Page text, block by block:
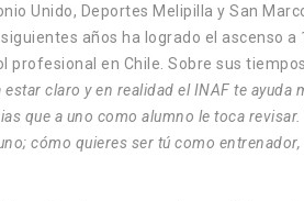
Unido, Deportes Melipilla y San
años ha logrado el ascenso
en Chile. Sobre sus
claro y en realidad el INAF te ayuda
a uno como alumno le toca
cómo quieres ser tú como